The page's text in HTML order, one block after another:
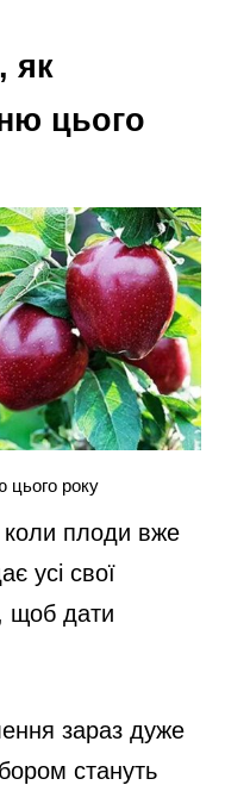
як
цього
цього року
плоди вже
усі свої
щоб дати
зараз дуже
стануть